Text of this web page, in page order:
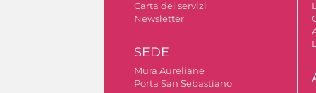
Carta dei servizi
Newsletter
SEDE
Mura Aureliane
Porta San Sebastiano